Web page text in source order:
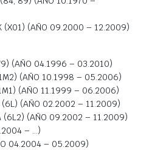
(X01) (AÑO 09.2000 – 12.2009)
(AÑO 04.1996 – 03.2010)
(AÑO 10.1998 – 05.2006)
(AÑO 11.1999 – 06.2006)
(6L) (AÑO 02.2002 – 11.2009)
(6L2) (AÑO 09.2002 – 11.2009)
– …)
04.2004 – 05.2009)